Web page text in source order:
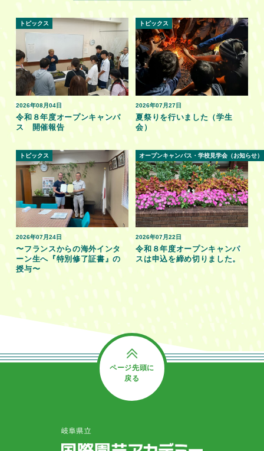
2026年08月04日
トピックス
令和８年度オープンキャンパ
ス 開催報告
2026年07月27日
トピックス
夏祭りを行いました（学生
会）
2026年07月24日
トピックス
〜フランスからの海外インタ
ーン生へ『特別修了証書』の
授与〜
2026年07月22日
オープンキャンパス・学校見学会（お知らせ）
令和８年度オープンキャンパ
スは申込を締め切りました。
ページ先頭に
戻る